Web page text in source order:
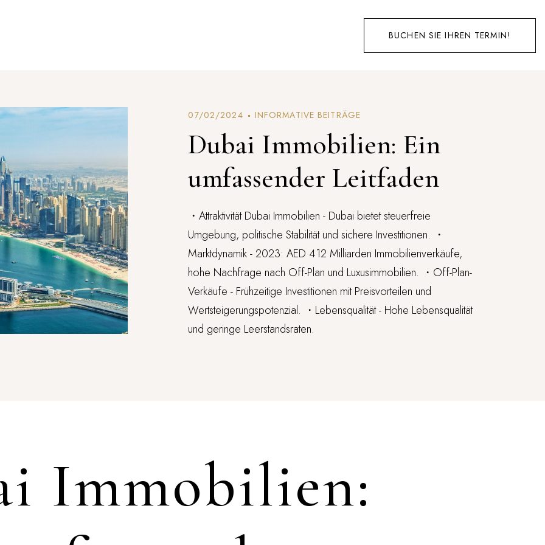
BUCHEN SIE IHREN TERMIN!
07/02/2024 INFORMATIVE BEITRÄGE
Dubai Immobilien: Ein
umfassender Leitfaden
・Attraktivität Dubai Immobilien - Dubai bietet steuerfreie
Umgebung, politische Stabilität und sichere Investitionen. ・
Marktdynamik - 2023: AED 412 Milliarden Immobilienverkäufe,
hohe Nachfrage nach Off-Plan und Luxusimmobilien. ・Off-Plan-
Verkäufe - Frühzeitige Investitionen mit Preisvorteilen und
Wertsteigerungspotenzial. ・Lebensqualität - Hohe Lebensqualität
und geringe Leerstandsraten.
Immobilien: